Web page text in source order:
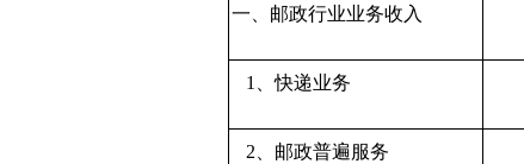
一、邮政行业业务收入
1、快递业务
2、邮政普遍服务